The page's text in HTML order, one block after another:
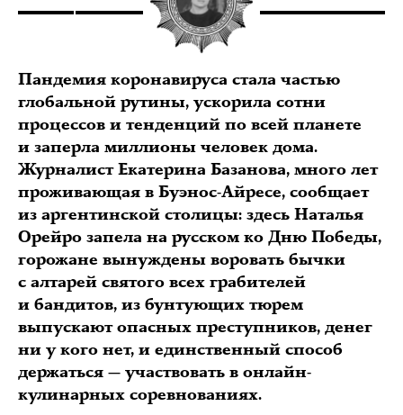
Пандемия коронавируса стала частью
глобальной рутины, ускорила сотни
процессов и тенденций по всей планете
и заперла миллионы человек дома.
Журналист Екатерина Базанова, много лет
проживающая в Буэнос-Айресе, сообщает
из аргентинской столицы: здесь Наталья
Орейро запела на русском ко Дню Победы,
горожане вынуждены воровать бычки
с алтарей святого всех грабителей
и бандитов, из бунтующих тюрем
выпускают опасных преступников, денег
ни у кого нет, и единственный способ
держаться — участвовать в онлайн-
кулинарных соревнованиях.